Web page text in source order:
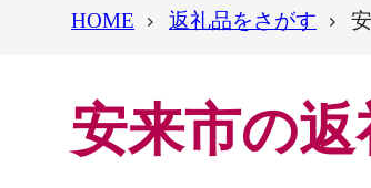
HOME
返礼品をさがす
安来市の